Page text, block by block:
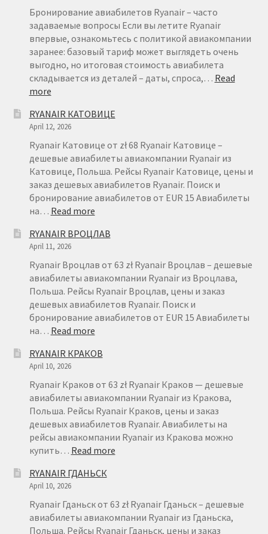
Бронирование авиабилетов Ryanair – часто
задаваемые вопросы Если вы летите Ryanair
впервые, ознакомьтесь с политикой авиакомпании
заранее: базовый тариф может выглядеть очень
выгодно, но итоговая стоимость авиабилета
складывается из деталей – даты, спроса,… Read
more:
АВИАБИЛЕТОВ
RYANAIR
–
FAQ
RYANAIR КАТОВИЦЕ
April 12, 2026
Ryanair Катовице от zł 68 Ryanair Катовице –
дешевые авиабилеты авиакомпании Ryanair из
Катовице, Польша. Рейсы Ryanair Катовице, цены и
заказ дешевых авиабилетов Ryanair. Поиск и
бронирование авиабилетов от EUR 15 Авиабилеты
на… Read more:
КАТОВИЦЕ
RYANAIR ВРОЦЛАВ
April 11, 2026
Ryanair Вроцлав от 63 zł Ryanair Вроцлав – дешевые
авиабилеты авиакомпании Ryanair из Вроцлава,
Польша. Рейсы Ryanair Вроцлав, цены и заказ
дешевых авиабилетов Ryanair. Поиск и
бронирование авиабилетов от EUR 15 Авиабилеты
на… Read more:
ВРОЦЛАВ
RYANAIR КРАКОВ
April 10, 2026
Ryanair Краков от 63 zł Ryanair Краков — дешевые
авиабилеты авиакомпании Ryanair из Кракова,
Польша. Рейсы Ryanair Краков, цены и заказ
дешевых авиабилетов Ryanair. Авиабилеты на
рейсы авиакомпании Ryanair из Кракова можно
купить… Read more:
RYANAIR ГДАНЬСК
April 10, 2026
Ryanair Гданьск от 63 zł Ryanair Гданьск – дешевые
авиабилеты авиакомпании Ryanair из Гданьска,
Польша. Рейсы Ryanair Гданьск, цены и заказ